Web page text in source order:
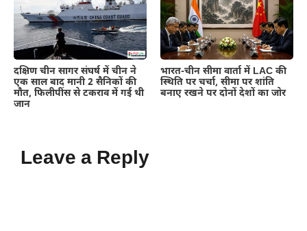
दक्षिण चीन सागर संघर्ष में चीन ने
एक साल बाद मानी 2 सैनिकों की
मौत, फिलीपींस से टकराव में गई थी
जान
भारत-चीन सीमा वार्ता में LAC की
स्थिति पर चर्चा, सीमा पर शांति
बनाए रखने पर दोनों देशों का जोर
Leave a Reply